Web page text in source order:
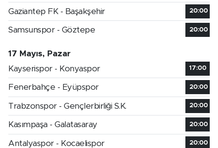
Gaziantep FK - Başakşehir 20:00
Samsunspor - Göztepe 20:00
17 Mayıs, Pazar
Kayserispor - Konyaspor
17:00
Fenerbahçe - Eyüpspor 20:00
Trabzonspor - Gençlerbirliği S.K. 20:00
Kasımpaşa - Galatasaray 20:00
Antalyaspor - Kocaelispor 20:00